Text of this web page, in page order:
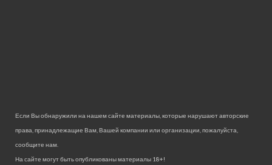
Если Вы обнаружили на нашем сайте материалы, которые нарушают авторские
права, принадлежащие Вам, Вашей компании или организации, пожалуйста,
сообщите нам.
На сайте могут быть опубликованы материалы 18+!